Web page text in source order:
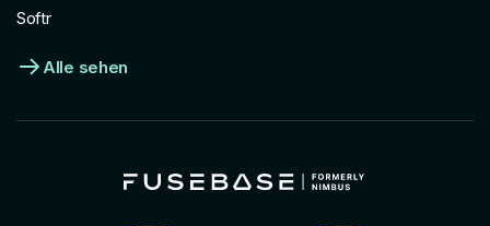
Softr
Alle sehen